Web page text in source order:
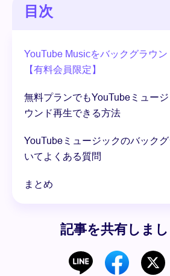
目次
YouTube Musicをバックグラウ
【有料会員限定】
無料プランでもYouTubeミュー
ウンド再生できる方法
YouTubeミュージックのバック
いてよくある質問
まとめ
記事を共有しまし